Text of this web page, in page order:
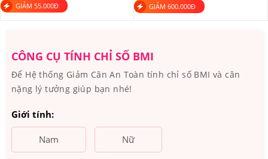
GIẢM 55.000Đ GIẢM 600.000Đ
CÔNG CỤ TÍNH CHỈ SỐ BMI
Để Hệ thống Giảm Cân An Toàn tính chỉ số BMI và cân
nặng lý tưởng giúp bạn nhé!
Giới tính:
Nam Nữ